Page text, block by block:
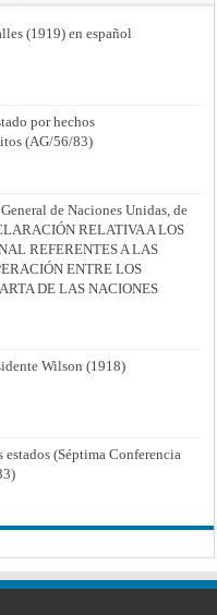
(1919) en español
por hechos
(AG/56/83)
de Naciones Unidas, de
RELATIVA A LOS
REFERENTES A LAS
ENTRE LOS
DE LAS NACIONES
Wilson (1918)
estados (Séptima Conferencia